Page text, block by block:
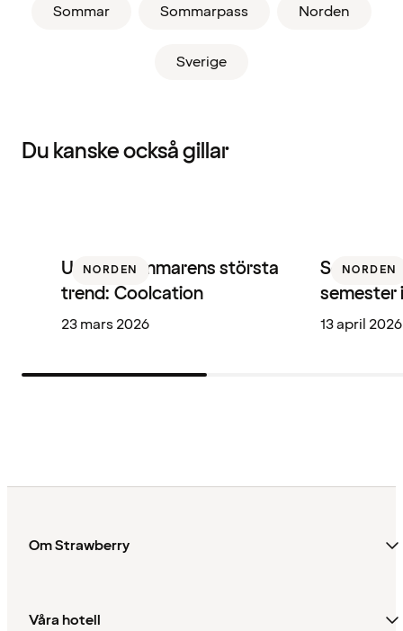
Sommar Sommarpass Norden
Sverige
Du kanske också gillar
NORDEN
Upplev sommarens största
trend: Coolcation
23 mars 2026
NORDEN
semester
13 april 2026
Om Strawberry
Våra hotell